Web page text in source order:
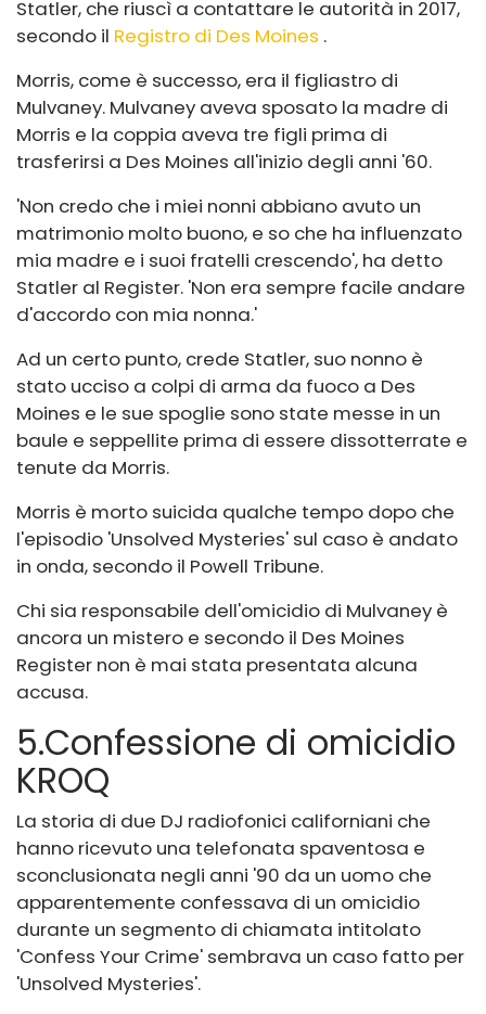
Statler, che riuscì a contattare le autorità in 2017,
secondo il Registro di Des Moines .
Morris, come è successo, era il figliastro di
Mulvaney. Mulvaney aveva sposato la madre di
Morris e la coppia aveva tre figli prima di
trasferirsi a Des Moines all'inizio degli anni '60.
'Non credo che i miei nonni abbiano avuto un
matrimonio molto buono, e so che ha influenzato
mia madre e i suoi fratelli crescendo', ha detto
Statler al Register. 'Non era sempre facile andare
d'accordo con mia nonna.'
Ad un certo punto, crede Statler, suo nonno è
stato ucciso a colpi di arma da fuoco a Des
Moines e le sue spoglie sono state messe in un
baule e seppellite prima di essere dissotterrate e
tenute da Morris.
Morris è morto suicida qualche tempo dopo che
l'episodio 'Unsolved Mysteries' sul caso è andato
in onda, secondo il Powell Tribune.
Chi sia responsabile dell'omicidio di Mulvaney è
ancora un mistero e secondo il Des Moines
Register non è mai stata presentata alcuna
accusa.
5.Confessione di omicidio
KROQ
La storia di due DJ radiofonici californiani che
hanno ricevuto una telefonata spaventosa e
sconclusionata negli anni '90 da un uomo che
apparentemente confessava di un omicidio
durante un segmento di chiamata intitolato
'Confess Your Crime' sembrava un caso fatto per
'Unsolved Mysteries'.